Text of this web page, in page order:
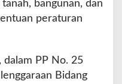
bangunan, dan
peraturan
dalam PP No. 25
Bidang